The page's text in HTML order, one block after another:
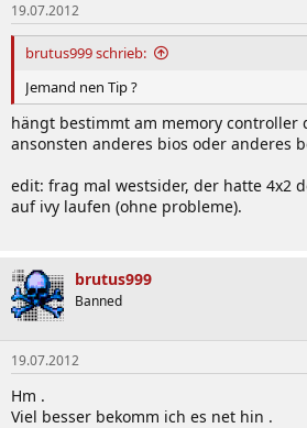
19.07.2012
brutus999 schrieb:
Jemand nen Tip ?
hängt bestimmt am memory controller
ansonsten anderes bios oder anderes
edit: frag mal westsider, der hatte 4x2
auf ivy laufen (ohne probleme).
brutus999
Banned
19.07.2012
Hm .
Viel besser bekomm ich es net hin .